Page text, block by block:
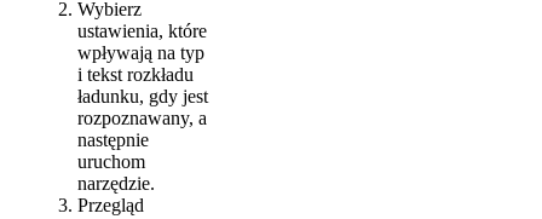
Wybierz
ustawienia, które
wpływają na typ
i tekst rozkładu
ładunku, gdy jest
rozpoznawany, a
następnie
uruchom
narzędzie.
Przegląd